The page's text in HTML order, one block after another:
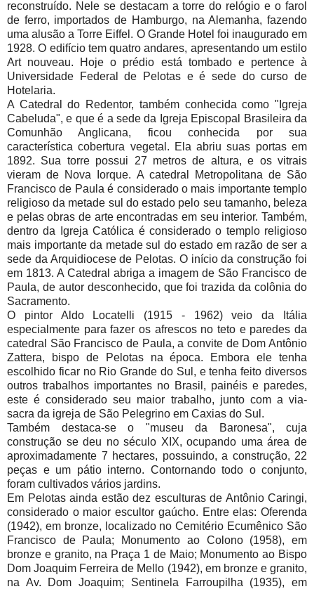
reconstruído. Nele se destacam a torre do relógio e o farol
de ferro, importados de Hamburgo, na Alemanha, fazendo
uma alusão a Torre Eiffel. O Grande Hotel foi inaugurado em
1928. O edifício tem quatro andares, apresentando um estilo
Art nouveau. Hoje o prédio está tombado e pertence à
Universidade Federal de Pelotas e é sede do curso de
Hotelaria.
A Catedral do Redentor, também conhecida como "Igreja
Cabeluda", e que é a sede da Igreja Episcopal Brasileira da
Comunhão Anglicana, ficou conhecida por sua
característica cobertura vegetal. Ela abriu suas portas em
1892. Sua torre possui 27 metros de altura, e os vitrais
vieram de Nova Iorque. A catedral Metropolitana de São
Francisco de Paula é considerado o mais importante templo
religioso da metade sul do estado pelo seu tamanho, beleza
e pelas obras de arte encontradas em seu interior. Também,
dentro da Igreja Católica é considerado o templo religioso
mais importante da metade sul do estado em razão de ser a
sede da Arquidiocese de Pelotas. O início da construção foi
em 1813. A Catedral abriga a imagem de São Francisco de
Paula, de autor desconhecido, que foi trazida da colônia do
Sacramento.
O pintor Aldo Locatelli (1915 - 1962) veio da Itália
especialmente para fazer os afrescos no teto e paredes da
catedral São Francisco de Paula, a convite de Dom Antônio
Zattera, bispo de Pelotas na época. Embora ele tenha
escolhido ficar no Rio Grande do Sul, e tenha feito diversos
outros trabalhos importantes no Brasil, painéis e paredes,
este é considerado seu maior trabalho, junto com a via-
sacra da igreja de São Pelegrino em Caxias do Sul.
Também destaca-se o "museu da Baronesa", cuja
construção se deu no século XIX, ocupando uma área de
aproximadamente 7 hectares, possuindo, a construção, 22
peças e um pátio interno. Contornando todo o conjunto,
foram cultivados vários jardins.
Em Pelotas ainda estão dez esculturas de Antônio Caringi,
considerado o maior escultor gaúcho. Entre elas: Oferenda
(1942), em bronze, localizado no Cemitério Ecumênico São
Francisco de Paula; Monumento ao Colono (1958), em
bronze e granito, na Praça 1 de Maio; Monumento ao Bispo
Dom Joaquim Ferreira de Mello (1942), em bronze e granito,
na Av. Dom Joaquim; Sentinela Farroupilha (1935), em